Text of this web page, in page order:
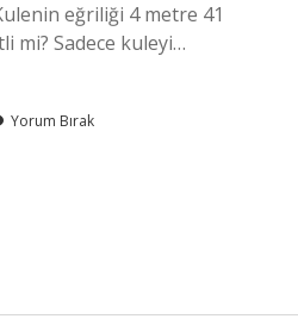
eğriliği 4 metre 41
mi? Sadece kuleyi…
Yorum Bırak